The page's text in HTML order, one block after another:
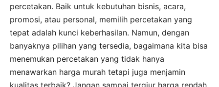
percetakan. Baik untuk kebutuhan bisnis, acara,
promosi, atau personal, memilih percetakan yang
tepat adalah kunci keberhasilan. Namun, dengan
banyaknya pilihan yang tersedia, bagaimana kita bisa
menemukan percetakan yang tidak hanya
menawarkan harga murah tetapi juga menjamin
kualitas terbaik? Jangan sampai tergiur harga rendah